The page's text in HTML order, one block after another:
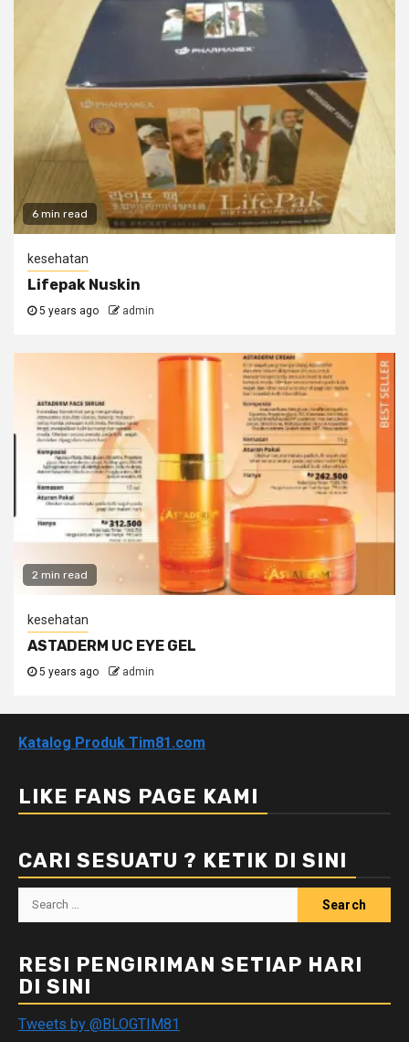
6 min read
kesehatan
Lifepak Nuskin
5 years ago admin
2 min read
kesehatan
ASTADERM UC EYE GEL
5 years ago admin
Katalog Produk Tim81.com
LIKE FANS PAGE KAMI
CARI SESUATU ? KETIK DI SINI
Search
for:
RESI PENGIRIMAN SETIAP HARI
DI SINI
Tweets by @BLOGTIM81